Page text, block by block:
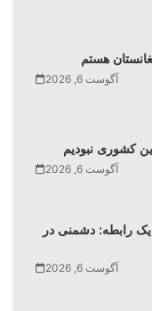
هستم
آگوست 6, 2026
کشوری نبودیم
آگوست 6, 2026
یک رابطه: دشمنی در
آگوست 6, 2026